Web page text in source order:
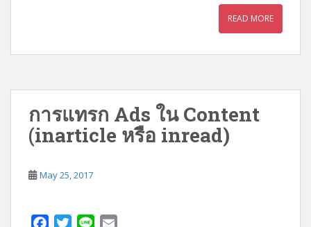
READ MORE
การแทรก Ads ใน Content
(inarticle หรือ inread)
May 25, 2017